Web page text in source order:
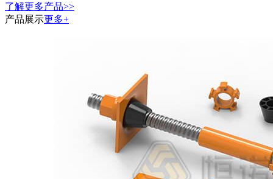
了解更多产品>>
产品展示更多+